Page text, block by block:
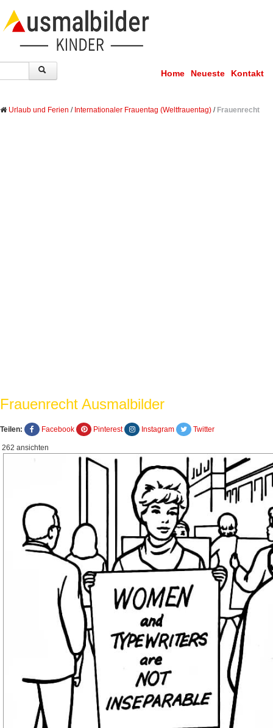
Home Neueste Kontakt
Urlaub und Ferien / Internationaler Frauentag (Weltfrauentag) / Frauenrecht
Frauenrecht Ausmalbilder
Teilen: Facebook Pinterest Instagram Twitter
262 ansichten